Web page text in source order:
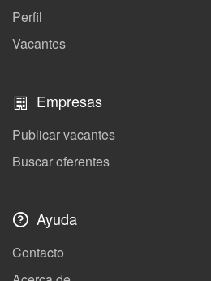
Perfil
Vacantes
Empresas
Publicar vacantes
Buscar oferentes
Ayuda
Contacto